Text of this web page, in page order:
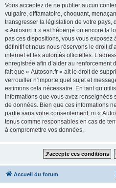
Vous acceptez de ne publier aucun
vulgaire, diffamatoire, choquant,
transgresser la législation de votre pays,
« Autoson.fr » est hébergé ou encore la
pas ces dispositions, vous vous exposez
définitif et nous nous réservons le droit
internet et les autorités officielles.
enregistrée afin d’aider au renforcement
fait que « Autoson.fr » ait le droit de
verrouiller n’importe quel sujet et
estimons cela nécessaire. En tant
informations que vous avez renseignées
de données. Bien que ces informations
partie sans votre consentement, ni «
tenus comme responsables en cas de
à compromettre vos données.
Accueil du forum